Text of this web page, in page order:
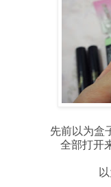
先前以为盒
全部打开